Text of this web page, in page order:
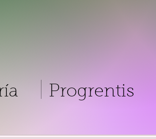
Progrentis